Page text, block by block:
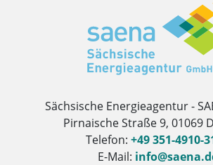
Sächsische Energieagentur -
Pirnaische Straße 9, 01069
Telefon: +49 351-4910-
E-Mail: